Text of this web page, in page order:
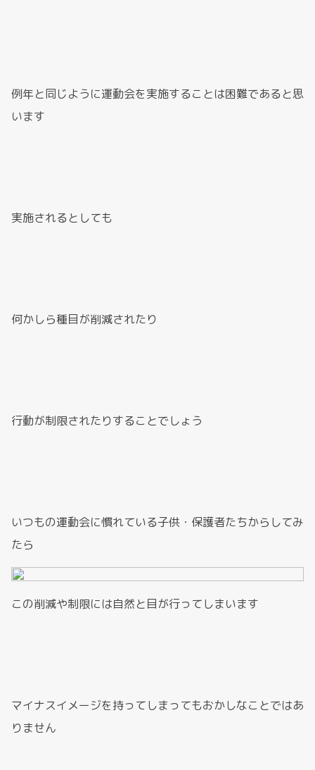
例年と同じように運動会を実施することは困難であると思
います
実施されるとしても
何かしら種目が削減されたり
行動が制限されたりすることでしょう
いつもの運動会に慣れている子供・保護者たちからしてみ
たら
この削減や制限には自然と目が行ってしまいます
マイナスイメージを持ってしまってもおかしなことではあ
りません